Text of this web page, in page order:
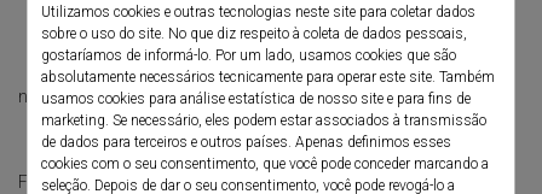
Utilizamos cookies e outras tecnologias neste site para coletar dados
sobre o uso do site. No que diz respeito à coleta de dados pessoais,
gostaríamos de informá-lo. Por um lado, usamos cookies que são
absolutamente necessários tecnicamente para operar este site. Também
usamos cookies para análise estatística de nosso site e para fins de
marketing. Se necessário, eles podem estar associados à transmissão
de dados para terceiros e outros países. Apenas definimos esses
cookies com o seu consentimento, que você pode conceder marcando a
seleção. Depois de dar o seu consentimento, você pode revogá-lo a
UROCON Pakistan
novembro 13-15, 2026 English
For more information click here: UROCON